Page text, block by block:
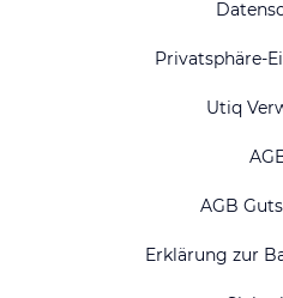
Privatsphäre-
Utiq
AGB
Erklärung zur